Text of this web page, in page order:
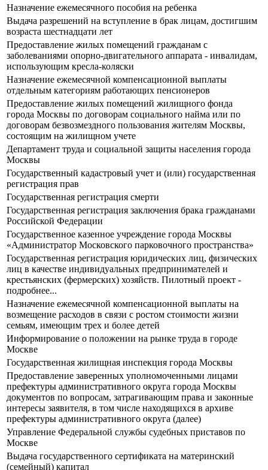
Назначение ежемесячного пособия на ребенка
Выдача разрешений на вступление в брак лицам, достигшим
возраста шестнадцати лет
Предоставление жилых помещений гражданам с
заболеваниями опорно-двигательного аппарата - инвалидам,
использующим кресла-коляски
Назначение ежемесячной компенсационной выплаты
отдельным категориям работающих пенсионеров
Предоставление жилых помещений жилищного фонда
города Москвы по договорам социального найма или по
договорам безвозмездного пользования жителям Москвы,
состоящим на жилищном учете
Департамент труда и социальной защиты населения города
Москвы
Государственный кадастровый учет и (или) государственная
регистрация прав
Государственная регистрация смерти
Государственная регистрация заключения брака гражданами
Российской Федерации
Государственное казенное учреждение города Москвы
«Администратор Московского парковочного пространства»
Государственная регистрация юридических лиц, физических
лиц в качестве индивидуальных предпринимателей и
крестьянских (фермерских) хозяйств. Пилотный проект -
подробнее...
Назначение ежемесячной компенсационной выплаты на
возмещение расходов в связи с ростом стоимости жизни
семьям, имеющим трех и более детей
Информирование о положении на рынке труда в городе
Москве
Государственная жилищная инспекция города Москвы
Предоставление заверенных уполномоченными лицами
префектуры административного округа города Москвы
документов по вопросам, затрагивающим права и законные
интересы заявителя, в том числе находящихся в архиве
префектуры административного округа (далее)
Управление Федеральной службы судебных приставов по
Москве
Выдача государственного сертификата на материнский
(семейный) капитал